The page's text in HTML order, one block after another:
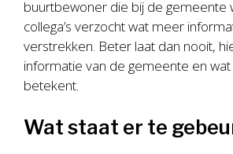
buurtbewoner die bij de gemeente
collega’s verzocht wat meer
verstrekken. Beter laat dan nooit,
informatie van de gemeente en
betekent.
Wat staat er te